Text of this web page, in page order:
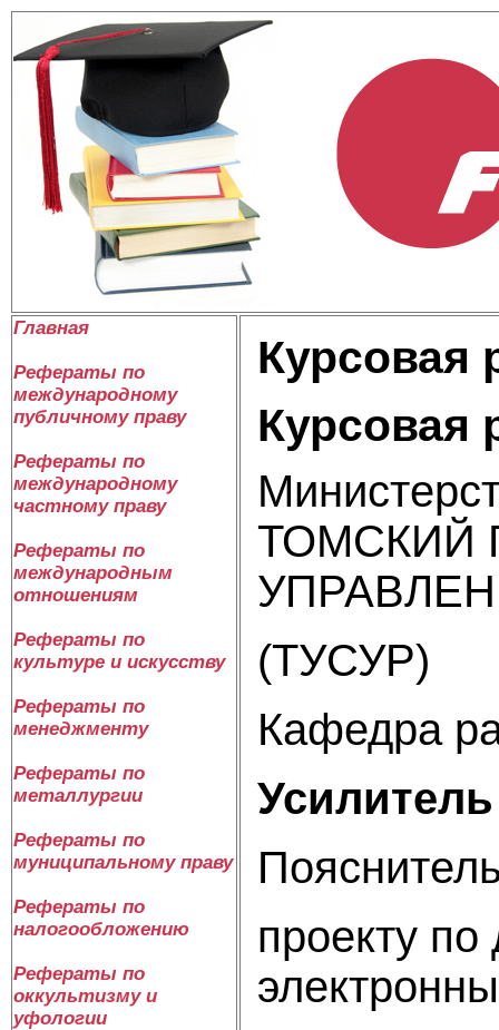
Главная
Рефераты по
международному
публичному праву
Рефераты по
международному
частному праву
Рефераты по
международным
отношениям
Рефераты по
культуре и искусству
Рефераты по
менеджменту
Рефераты по
металлургии
Рефераты по
муниципальному праву
Рефераты по
налогообложению
Рефераты по
оккультизму и
уфологии
Курсовая
Курсовая
ТОМСКИЙ
(ТУСУР)
Кафедра
проекту